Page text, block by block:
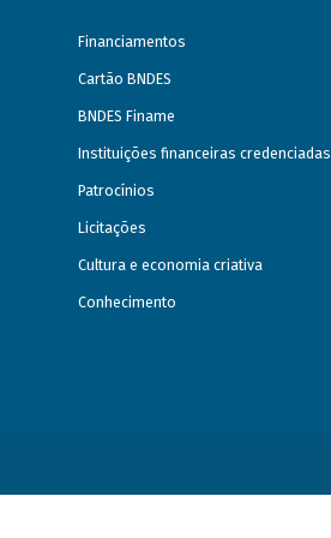
Financiamentos
Cartão BNDES
BNDES Finame
Instituições financeiras credenciadas
Patrocínios
Licitações
Cultura e economia criativa
Conhecimento